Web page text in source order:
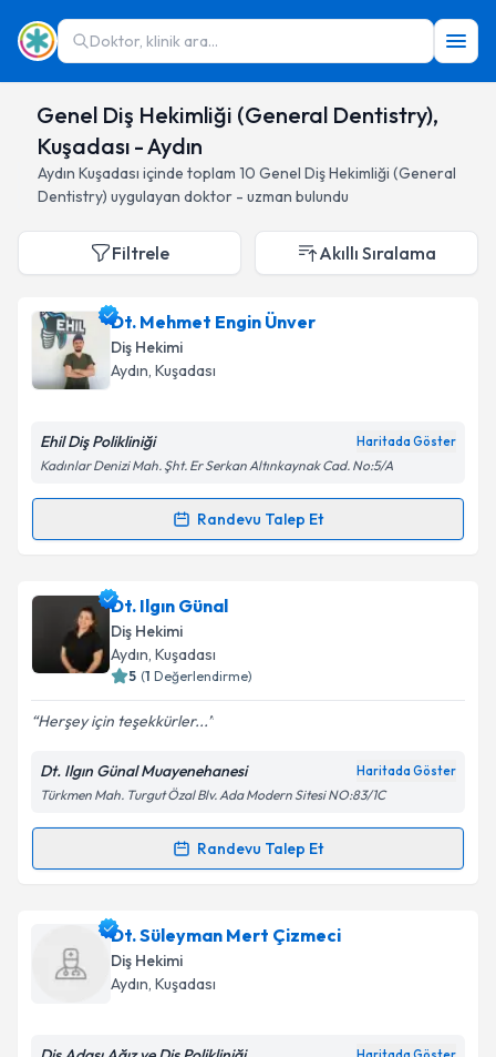
Doktor, klinik ara...
Genel Diş Hekimliği (General Dentistry),
Kuşadası - Aydın
Aydın Kuşadası içinde toplam 10 Genel Diş Hekimliği (General
Dentistry) uygulayan doktor - uzman bulundu
Filtrele Akıllı Sıralama
Dt. Mehmet Engin Ünver
Diş Hekimi
Aydın, Kuşadası
Ehil Diş Polikliniği Haritada Göster
Kadınlar Denizi Mah. Şht. Er Serkan Altınkaynak Cad. No:5/A
Randevu Talep Et
Randevu Takvimi Talebi
Dt. Mehmet Engin Ünver
oluşturun. Size bu uzmandan randevu almanız için bir
takvim hazırlandığında e-posta ile bilgilendireceğiz.
Kişisel verilerimin işlenmesine ilişkinAydınlatma
Metni'ni okudum ve kişisel verilerimin belirtilen
kapsamda işlenmesini kabul ediyorum.
Dt. Ilgın Günal
Diş Hekimi
Aydın, Kuşadası
5 (1 Değerlendirme)
Herşey için teşekkürler...
Dt. Ilgın Günal Muayenehanesi Haritada Göster
Türkmen Mah. Turgut Özal Blv. Ada Modern Sitesi NO:83/1C
Randevu Talep Et
Randevu Takvimi Talebi
Dt. Ilgın Günaliçin randevu takvimi talebi oluşturun.
Size bu uzmandan randevu almanız için bir takvim
hazırlandığında e-posta ile bilgilendireceğiz.
Dt. Süleyman Mert Çizmeci
Diş Hekimi
Aydın, Kuşadası